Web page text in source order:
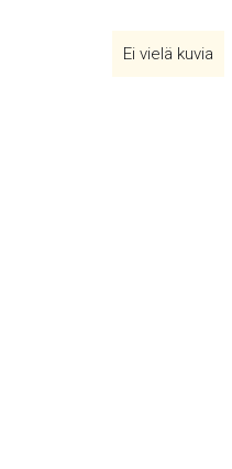
Ei vielä kuvia